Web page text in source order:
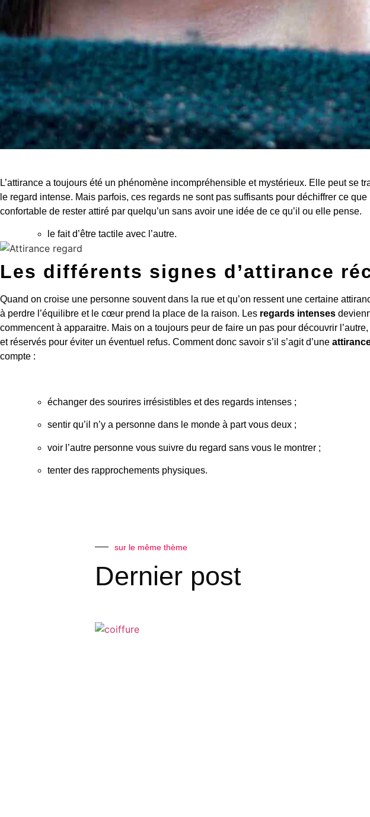
L’attirance a toujours été un phénomène incompréhensible et mystérieux. Elle peut se
le regard intense. Mais parfois, ces regards ne sont pas suffisants pour déchiffrer ce que
confortable de rester attiré par quelqu’un sans avoir une idée de ce qu’il ou elle pense.
le fait d’être tactile avec l’autre.
Les différents signes d’attirance
Quand on croise une personne souvent dans la rue et qu’on ressent une certaine
à perdre l’équilibre et le cœur prend la place de la raison. Les regards intenses
commencent à apparaitre. Mais on a toujours peur de faire un pas pour découvrir
et réservés pour éviter un éventuel refus. Comment donc savoir s’il s’agit d’une
compte :
échanger des sourires irrésistibles et des regards intenses ;
sentir qu’il n’y a personne dans le monde à part vous deux ;
voir l’autre personne vous suivre du regard sans vous le montrer ;
tenter des rapprochements physiques.
sur le même thème
Dernier post